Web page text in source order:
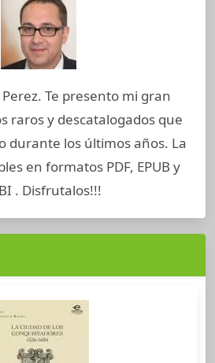
Perez. Te presento mi gran
raros y descatalogados que
durante los últimos años. La
en formatos PDF, EPUB y
. Disfrutalos!!!